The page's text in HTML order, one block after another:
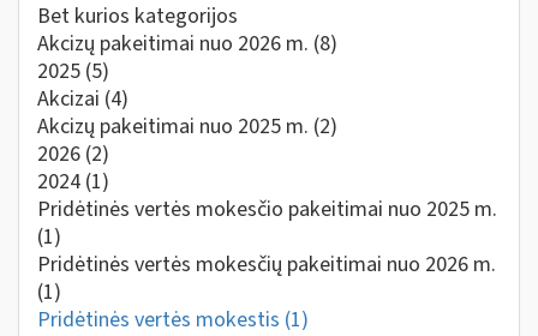
Bet kurios kategorijos
Akcizų pakeitimai nuo 2026 m. (8)
2025 (5)
Akcizai (4)
Akcizų pakeitimai nuo 2025 m. (2)
2026 (2)
2024 (1)
Pridėtinės vertės mokesčio pakeitimai nuo 2025 m.
(1)
Pridėtinės vertės mokesčių pakeitimai nuo 2026 m.
(1)
Pridėtinės vertės mokestis (1)